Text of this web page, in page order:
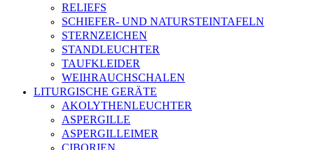
RELIEFS
SCHIEFER- UND NATURSTEINTAFELN
STERNZEICHEN
STANDLEUCHTER
TAUFKLEIDER
WEIHRAUCHSCHALEN
LITURGISCHE GERÄTE
AKOLYTHENLEUCHTER
ASPERGILLE
ASPERGILLEIMER
CIBORIEN